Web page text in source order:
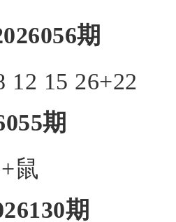
期
12 15 26+22
期
鼠
期